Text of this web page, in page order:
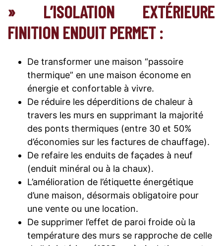
» L’ISOLATION EXTÉRIEURE
FINITION ENDUIT PERMET :
De transformer une maison “passoire
thermique” en une maison économe en
énergie et confortable à vivre.
De réduire les déperditions de chaleur à
travers les murs en supprimant la majorité
des ponts thermiques (entre 30 et 50%
d’économies sur les factures de chauffage).
De refaire les enduits de façades à neuf
(enduit minéral ou à la chaux).
L’amélioration de l’étiquette énergétique
d’une maison, désormais obligatoire pour
une vente ou une location.
De supprimer l’effet de paroi froide où la
température des murs se rapproche de celle